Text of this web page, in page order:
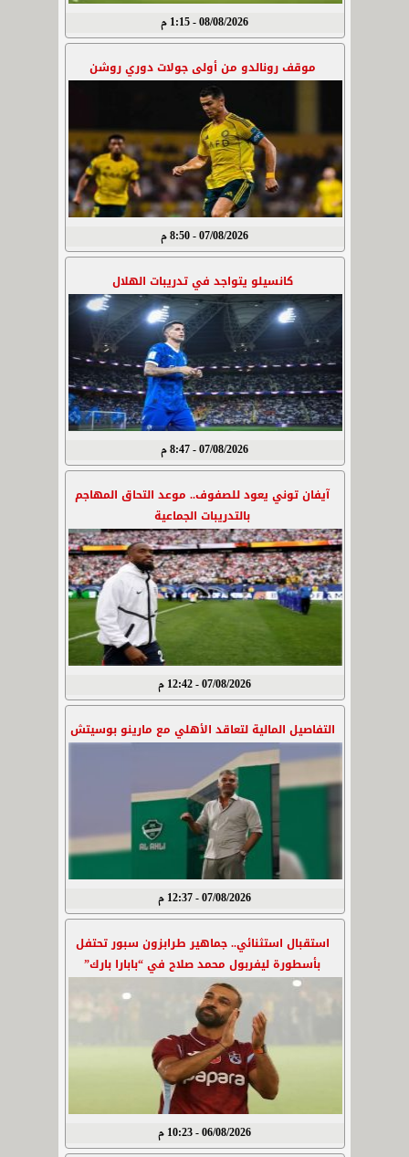
08/08/2026 - 1:15 م
موقف رونالدو من أولى جولات دوري روشن
07/08/2026 - 8:50 م
كانسيلو يتواجد في تدريبات الهلال
07/08/2026 - 8:47 م
آيفان توني يعود للصفوف.. موعد التحاق المهاجم
بالتدريبات الجماعية
07/08/2026 - 12:42 م
التفاصيل المالية لتعاقد الأهلي مع مارينو بوسيتش
07/08/2026 - 12:37 م
استقبال استثنائي.. جماهير طرابزون سبور تحتفل
بأسطورة ليفربول محمد صلاح في “بابارا بارك”
06/08/2026 - 10:23 م